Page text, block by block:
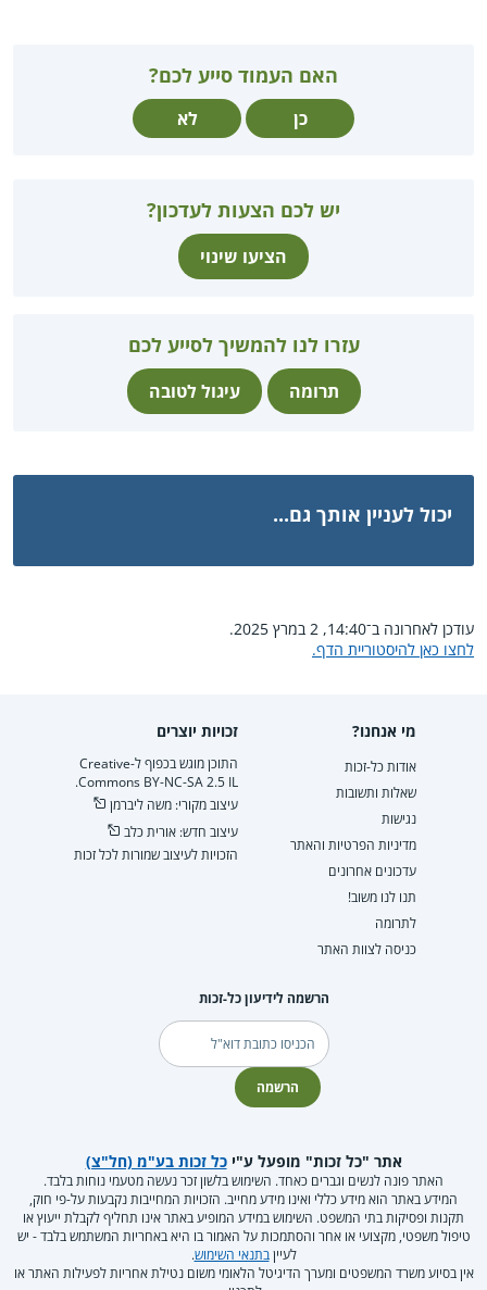
האם העמוד סייע לכם?
כן לא
יש לכם הצעות לעדכון?
הציעו שינוי
עזרו לנו להמשיך לסייע לכם
תרומה עיגול לטובה
יכול לעניין אותך גם...
עודכן לאחרונה ב־14:40, 2 במרץ 2025.
לחצו כאן להיסטוריית הדף.
מי אנחנו?
אודות כל-זכות
שאלות ותשובות
נגישות
מדיניות הפרטיות והאתר
עדכונים אחרונים
תנו לנו משוב!
לתרומה
כניסה לצוות האתר
זכויות יוצרים
התוכן מוגש בכפוף ל-Creative
Commons BY-NC-SA 2.5 IL.
עיצוב מקורי: משה ליברמן
עיצוב חדש: אורית כלב
הזכויות לעיצוב שמורות לכל זכות
הרשמה לידיעון כל-זכות
דוא"ל
הרשמה
אתר "כל זכות" מופעל ע"יכל זכות בע"מ (חל"צ)
האתר פונה לנשים וגברים כאחד. השימוש בלשון זכר נעשה מטעמי נוחות בלבד.
המידע באתר הוא מידע כללי ואינו מידע מחייב. הזכויות המחייבות נקבעות על-פי חוק,
תקנות ופסיקות בתי המשפט. השימוש במידע המופיע באתר אינו תחליף לקבלת ייעוץ או
טיפול משפטי, מקצועי או אחר והסתמכות על האמור בו היא באחריות המשתמש בלבד - יש
לעייןבתנאי השימוש.
אין בסיוע משרד המשפטים ומערך הדיגיטל הלאומי משום נטילת אחריות לפעילות האתר או